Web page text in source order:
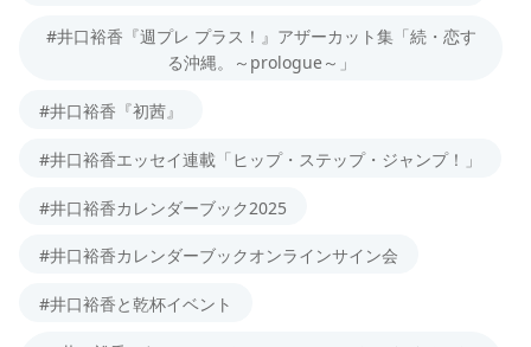
#井口裕香『週プレ プラス！』アザーカット集「続・恋す
る沖縄。～prologue～」
#井口裕香『初茜』
#井口裕香エッセイ連載「ヒップ・ステップ・ジャンプ！」
#井口裕香カレンダーブック2025
#井口裕香カレンダーブックオンラインサイン会
#井口裕香と乾杯イベント